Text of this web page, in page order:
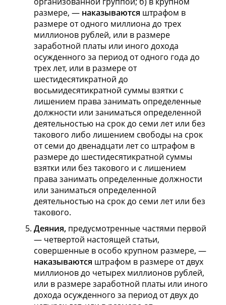
размере, — наказываются штрафом в
размере от одного миллиона до трех
миллионов рублей, или в размере
заработной платы или иного дохода
осужденного за период от одного года до
трех лет, или в размере от
шестидесятикратной до
восьмидесятикратной суммы взятки с
лишением права занимать определенные
должности или заниматься определенной
деятельностью на срок до семи лет или без
такового либо лишением свободы на срок
от семи до двенадцати лет со штрафом в
размере до шестидесятикратной суммы
взятки или без такового и с лишением
права занимать определенные должности
или заниматься определенной
деятельностью на срок до семи лет или без
такового.
Деяния, предусмотренные частями первой
— четвертой настоящей статьи,
совершенные в особо крупном размере, —
наказываются штрафом в размере от двух
миллионов до четырех миллионов рублей,
или в размере заработной платы или иного
дохода осужденного за период от двух до